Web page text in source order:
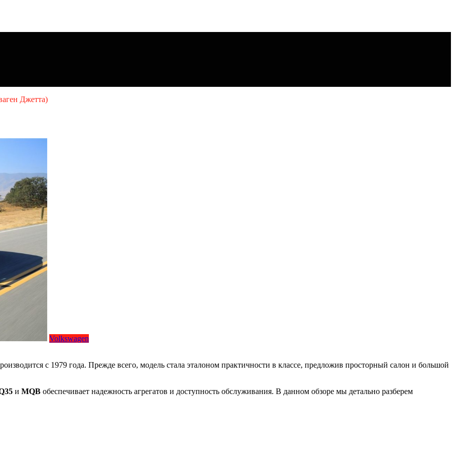
Джетта)
Volkswagen
с 1979 года. Прежде всего, модель стала эталоном практичности в классе, предложив просторный салон и большой
и MQB обеспечивает надежность агрегатов и доступность обслуживания. В данном обзоре мы детально разберем